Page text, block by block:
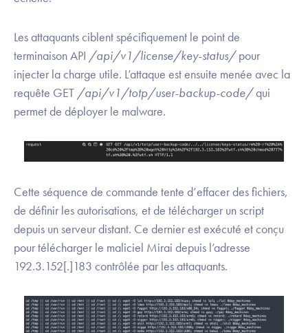
Les attaquants ciblent spécifiquement le point de
terminaison API /api/v1/license/key-status/pour
injecter la charge utile. L’attaque est ensuite menée avec la
requête GET /api/v1/totp/user-backup-code/qui
permet de déployer le malware.
Cette séquence de commande tente d’effacer des fichiers,
de définir les autorisations, et de télécharger un script
depuis un serveur distant. Ce dernier est exécuté et conçu
pour télécharger le maliciel Mirai depuis l’adresse
192.3.152[.]183 contrôlée par les attaquants.